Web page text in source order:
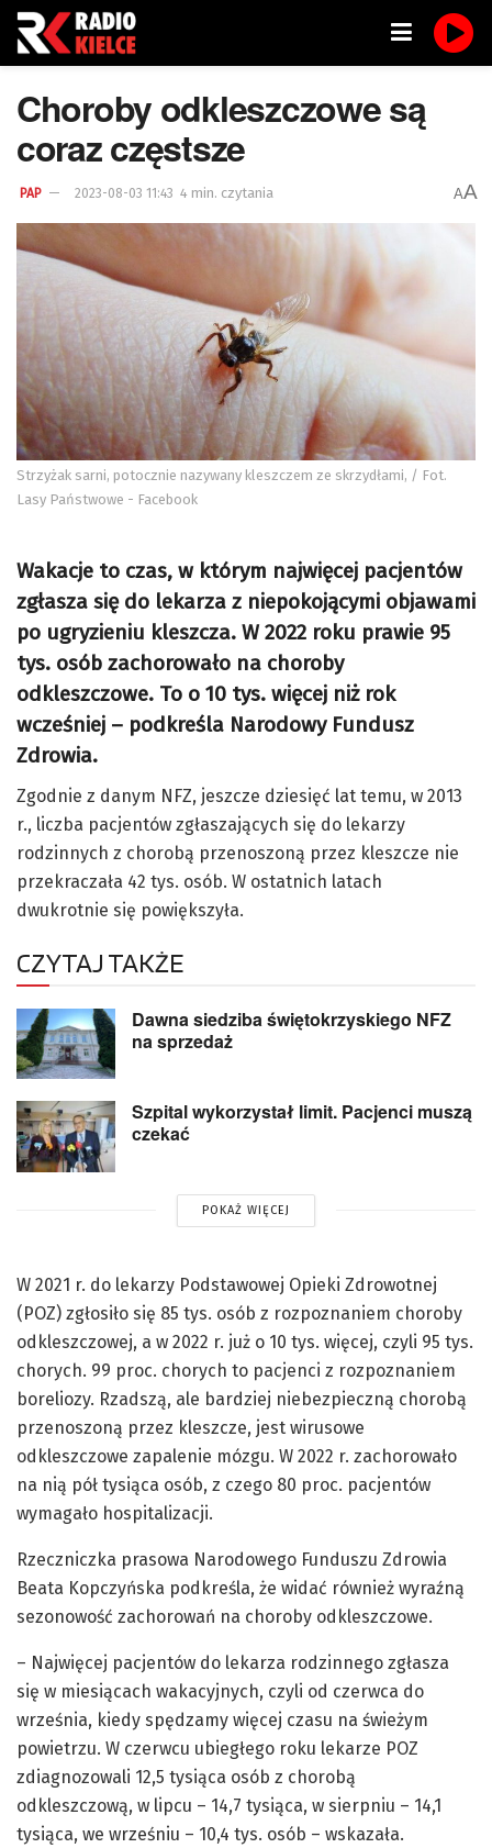
Choroby odkleszczowe są
coraz częstsze
PAP 2023-08-03 11:43 4 min. czytania AA
Strzyżak sarni, potocznie nazywany kleszczem ze skrzydłami, / Fot.
Lasy Państwowe - Facebook
Wakacje to czas, w którym najwięcej pacjentów
zgłasza się do lekarza z niepokojącymi objawami
po ugryzieniu kleszcza. W 2022 roku prawie 95
tys. osób zachorowało na choroby
odkleszczowe. To o 10 tys. więcej niż rok
wcześniej – podkreśla Narodowy Fundusz
Zdrowia.
Zgodnie z danym NFZ, jeszcze dziesięć lat temu, w 2013
r., liczba pacjentów zgłaszających się do lekarzy
rodzinnych z chorobą przenoszoną przez kleszcze nie
przekraczała 42 tys. osób. W ostatnich latach
dwukrotnie się powiększyła.
CZYTAJ TAKŻE
Dawna siedziba świętokrzyskiego NFZ
na sprzedaż
Szpital wykorzystał limit. Pacjenci muszą
czekać
POKAŻ WIĘCEJ
W 2021 r. do lekarzy Podstawowej Opieki Zdrowotnej
(POZ) zgłosiło się 85 tys. osób z rozpoznaniem choroby
odkleszczowej, a w 2022 r. już o 10 tys. więcej, czyli 95 tys.
chorych. 99 proc. chorych to pacjenci z rozpoznaniem
boreliozy. Rzadszą, ale bardziej niebezpieczną chorobą
przenoszoną przez kleszcze, jest wirusowe
odkleszczowe zapalenie mózgu. W 2022 r. zachorowało
na nią pół tysiąca osób, z czego 80 proc. pacjentów
wymagało hospitalizacji.
Rzeczniczka prasowa Narodowego Funduszu Zdrowia
Beata Kopczyńska podkreśla, że widać również wyraźną
sezonowość zachorowań na choroby odkleszczowe.
– Najwięcej pacjentów do lekarza rodzinnego zgłasza
się w miesiącach wakacyjnych, czyli od czerwca do
września, kiedy spędzamy więcej czasu na świeżym
powietrzu. W czerwcu ubiegłego roku lekarze POZ
zdiagnozowali 12,5 tysiąca osób z chorobą
odkleszczową, w lipcu – 14,7 tysiąca, w sierpniu – 14,1
tysiąca, we wrześniu – 10,4 tys. osób – wskazała.